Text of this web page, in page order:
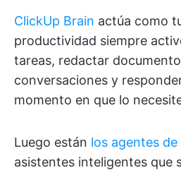
ClickUp Brain actúa como
productividad siempre
tareas, redactar
conversaciones y
momento en que lo
Luego están los agentes
asistentes inteligentes que